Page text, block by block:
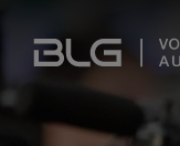
Links